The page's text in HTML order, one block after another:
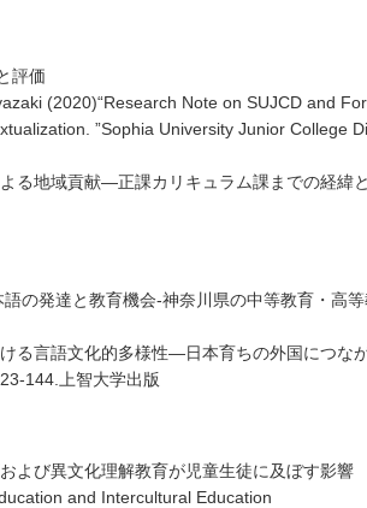
評価
(2020)“Research Note on SUJCD and
”Sophia University Junior College
る地域貢献―正課カリキュラム課までの経緯
の発達と教育機会-神奈川県の中等教育・高
る言語文化的多様性―日本育ちの外国につな
144.上智大学出版
よび異文化理解教育が児童生徒に及ぼす影
and Intercultural Education